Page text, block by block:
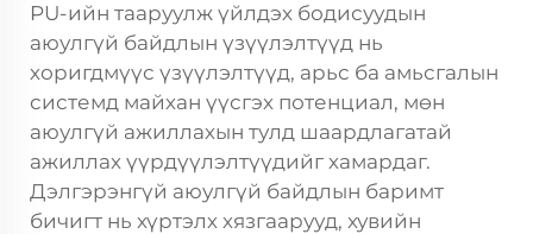
PU-ийн тааруулж үйлдэх бодисуудын
аюулгүй байдлын үзүүлэлтүүд нь
хоригдмүүс үзүүлэлтүүд, арьс ба амьсгалын
системд майхан үүсгэх потенциал, мөн
аюулгүй ажиллахын тулд шаардлагатай
ажиллах үүрдүүлэлтүүдийг хамардаг.
Дэлгэрэнгүй аюулгүй байдлын баримт
бичигт нь хүртэлх хязгаарууд, хувийн